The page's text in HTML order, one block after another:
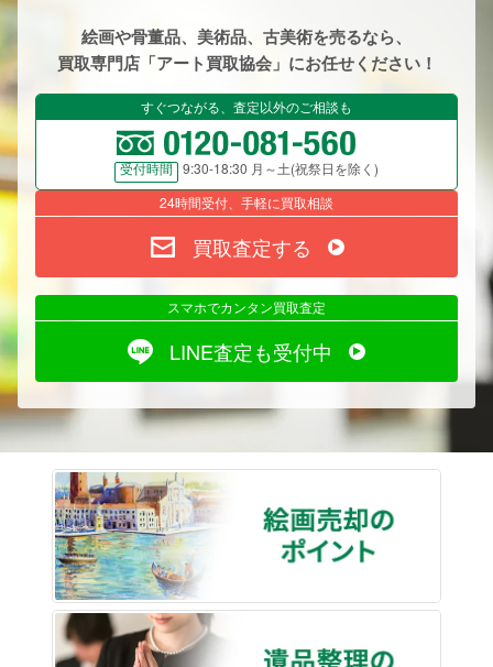
絵画や骨董品、美術品、古美術を売るなら、
買取専門店「アート買取協会」にお任せください！
すぐつながる、査定以外のご相談も
受付時間
9:30-18:30 月～土(祝祭日を除く)
24時間受付、手軽に買取相談
買取査定する
スマホでカンタン買取査定
LINE査定も受付中